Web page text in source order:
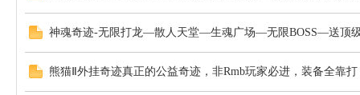
神魂奇迹-无限打龙—散人天堂—生魂广场—无限BOSS—送
熊猫Ⅱ外挂奇迹真正的公益奇迹，非Rmb玩家必进，装备全靠